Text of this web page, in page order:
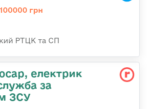
грн
РТЦК та СП
електрик
за
ЗСУ